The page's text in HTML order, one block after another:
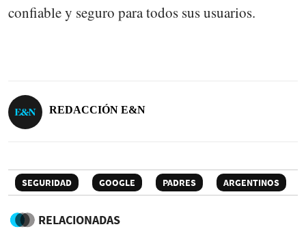
confiable y seguro para todos sus usuarios.
REDACCIÓN E&N
SEGURIDAD GOOGLE PADRES ARGENTINOS
RELACIONADAS